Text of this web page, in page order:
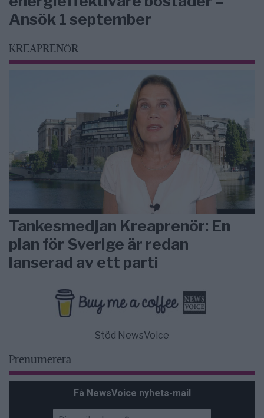
Ansök 1 september
KREAPRENÖR
Tankesmedjan Kreaprenör: En
plan för Sverige är redan
lanserad av ett parti
Stöd NewsVoice
Prenumerera
Få NewsVoice nyhets-mail